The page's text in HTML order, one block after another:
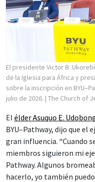
El presidente Victor B.
de la Iglesia para África y
sobre la inscripción en
julio de 2026. | The Church of
El élder Asuquo E.
BYU–Pathway, dijo que el
gran influencia. “Cuando
miembros siguieron mi
Pathway. Algunos
hacerlo, yo también